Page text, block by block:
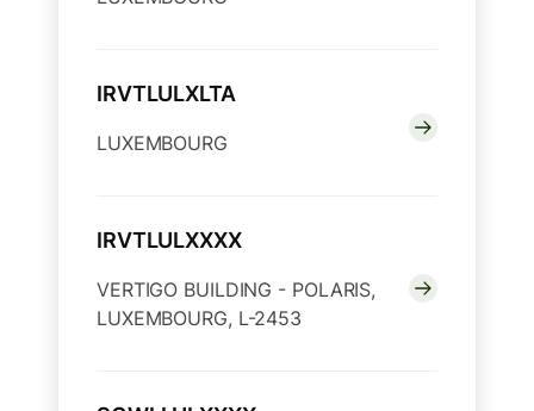
IRVTLULXLTA
LUXEMBOURG
IRVTLULXXXX
VERTIGO BUILDING - POLARIS,
LUXEMBOURG, L-2453